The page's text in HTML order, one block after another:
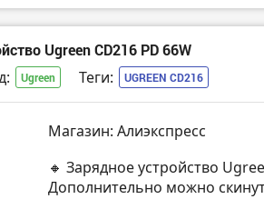
Ugreen CD216 PD 66W
Ugreen Теги: UGREEN CD216
Магазин: Алиэкспресс
🔸 Зарядное устройство
Дополнительно можно